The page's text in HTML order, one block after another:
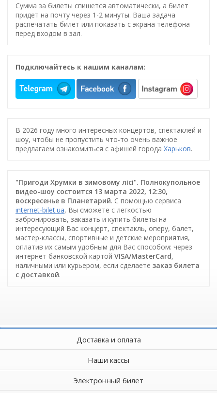
Сумма за билеты спишется автоматически, а билет
придет на почту через 1-2 минуты. Ваша задача
распечатать билет или показать с экрана телефона
перед входом в зал.
Подключайтесь к нашим каналам:
В 2026 году много интересных концертов, спектаклей и
шоу, чтобы не пропустить что-то очень важное
предлагаем ознакомиться с афишей города Харьков.
"Пригоди Хрумки в зимовому лісі". Полнокупольное
видео-шоу состоится 13 марта 2022, 12:30,
воскресенье в Планетарий. С помощью сервиса
internet-bilet.ua, Вы сможете с легкостью
забронировать, заказать и купить билеты на
интересующий Вас концерт, спектакль, оперу, балет,
мастер-классы, спортивные и детские мероприятия,
оплатив их самым удобным для Вас способом: через
интернет банковской картой VISA/MasterCard,
наличными или курьером, если сделаете заказ билета
c доставкой.
Доставка и оплата
Наши кассы
Электронный билет